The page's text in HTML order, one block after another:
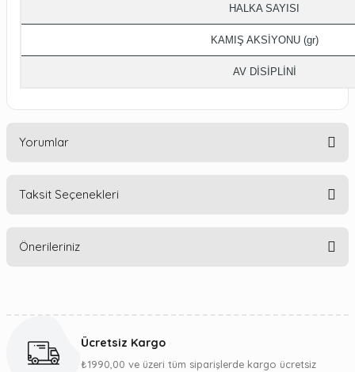
HALKA SAYISI
KAMIŞ AKSİYONU (gr)
AV DİSİPLİNİ
Yorumlar
Taksit Seçenekleri
Önerileriniz
Görüş ve önerileriniz için teşekkür ederiz.
Ücretsiz Kargo
₺1990,00 ve üzeri tüm siparişlerde kargo ücretsiz